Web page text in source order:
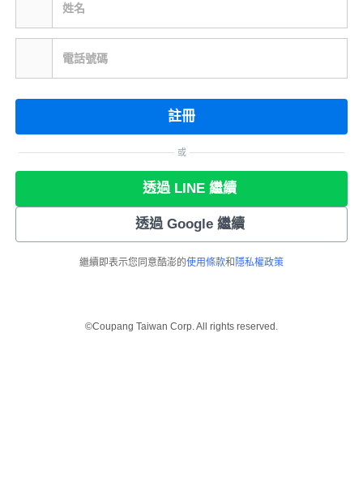
姓名
電話號碼
註冊
或
透過 LINE 繼續
透過 Google 繼續
繼續即表示您同意酷澎的使用條款和 隱私權政策
©Coupang Taiwan Corp. All rights reserved.